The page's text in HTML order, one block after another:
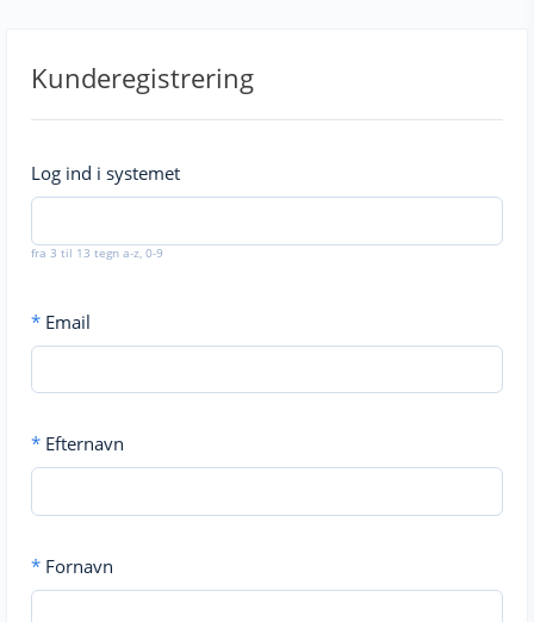
Kunderegistrering
Log ind i systemet
fra 3 til 13 tegn a-z, 0-9
* Email
* Efternavn
* Fornavn